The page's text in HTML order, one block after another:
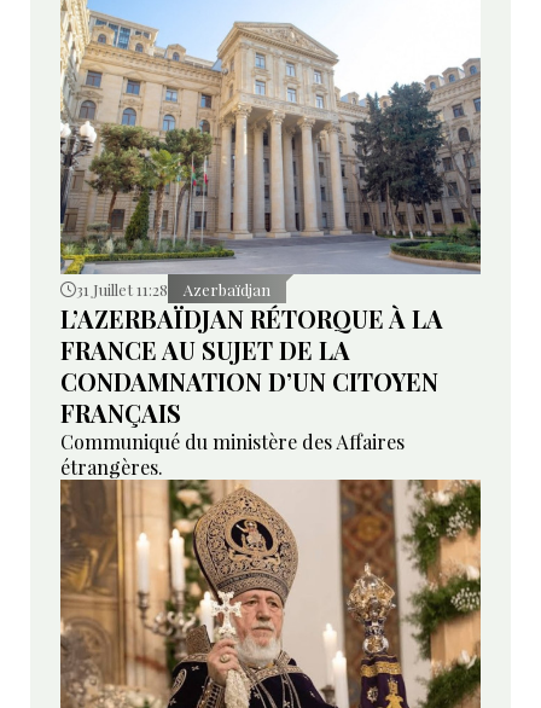
31 Juillet 11:28 Azerbaïdjan
L’AZERBAÏDJAN RÉTORQUE À LA
FRANCE AU SUJET DE LA
CONDAMNATION D’UN CITOYEN
FRANÇAIS
Communiqué du ministère des Affaires
étrangères.